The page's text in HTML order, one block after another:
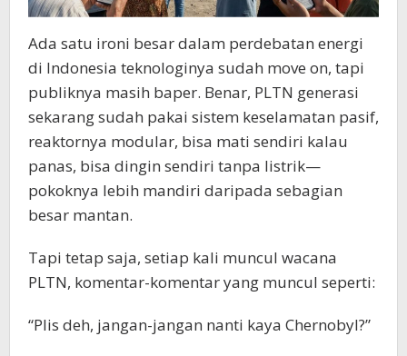
Ada satu ironi besar dalam perdebatan energi
di Indonesia teknologinya sudah move on, tapi
publiknya masih baper. Benar, PLTN generasi
sekarang sudah pakai sistem keselamatan pasif,
reaktornya modular, bisa mati sendiri kalau
panas, bisa dingin sendiri tanpa listrik—
pokoknya lebih mandiri daripada sebagian
besar mantan.
Tapi tetap saja, setiap kali muncul wacana
PLTN, komentar-komentar yang muncul seperti:
“Plis deh, jangan-jangan nanti kaya Chernobyl?”